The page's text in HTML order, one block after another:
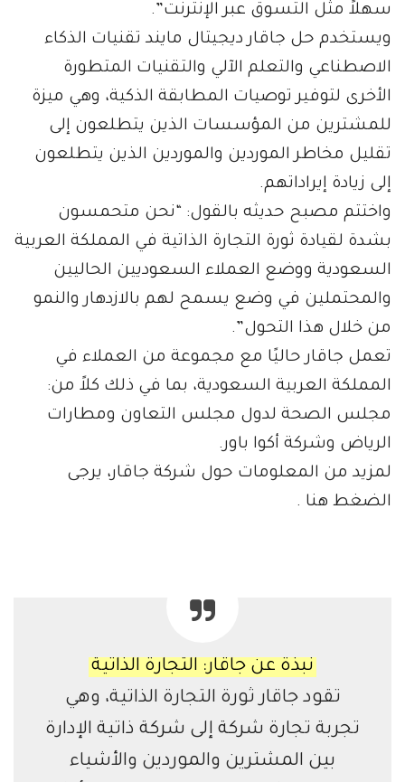
سهلاً مثل التسوق عبر الإنترنت”.
ويستخدم حل جاقار ديجيتال مايند تقنيات الذكاء
الاصطناعي والتعلم الآلي والتقنيات المتطورة
الأخرى لتوفير توصيات المطابقة الذكية، وهي ميزة
للمشترين من المؤسسات الذين يتطلعون إلى
تقليل مخاطر الموردين والموردين الذين يتطلعون
إلى زيادة إيراداتهم.
واختتم مصبح حديثه بالقول: “نحن متحمسون
بشدة لقيادة ثورة التجارة الذاتية في المملكة العربية
السعودية ووضع العملاء السعوديين الحاليين
والمحتملين في وضع يسمح لهم بالازدهار والنمو
من خلال هذا التحول”.
تعمل جاقار حاليًا مع مجموعة من العملاء في
المملكة العربية السعودية، بما في ذلك كلاً من:
مجلس الصحة لدول مجلس التعاون ومطارات
الرياض وشركة أكوا باور.
لمزيد من المعلومات حول شركة جاقار، يرجى
الضغط هنا .
نبذة عن جاقار: التجارة الذاتية
تقود جاقار ثورة التجارة الذاتية، وهي
تجربة تجارة شركة إلى شركة ذاتية الإدارة
بين المشترين والموردين والأشياء